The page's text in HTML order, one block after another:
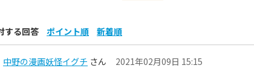
する回答 ポイント順 新着順
中野の漫画妖怪イグチ さん
2021年02月09日 15:15